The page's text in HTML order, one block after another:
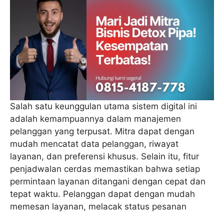
Salah satu keunggulan utama sistem digital ini
adalah kemampuannya dalam manajemen
pelanggan yang terpusat. Mitra dapat dengan
mudah mencatat data pelanggan, riwayat
layanan, dan preferensi khusus. Selain itu, fitur
penjadwalan cerdas memastikan bahwa setiap
permintaan layanan ditangani dengan cepat dan
tepat waktu. Pelanggan dapat dengan mudah
memesan layanan, melacak status pesanan